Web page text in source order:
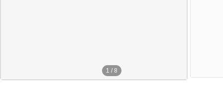
1 / 8